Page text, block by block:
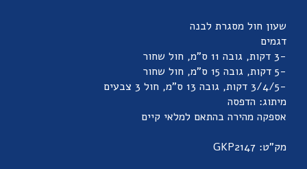
שעון חול מסגרת לבנה
דגמים
-3 דקות, גובה 11 ס"מ, חול שחור
-5 דקות, גובה 15 ס"מ, חול שחור
-3/4/5 דקות, גובה 13 ס"מ, חול 3 צבעים
מיתוג: הדפסה
אספקה מהירה בהתאם למלאי קיים
מק"ט: GKP2147